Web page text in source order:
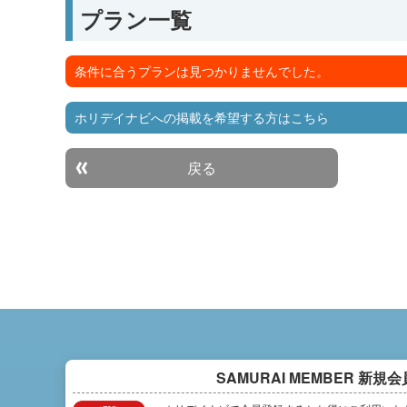
プラン一覧
条件に合うプランは見つかりませんでした。
ホリデイナビへの掲載を希望する方はこちら
戻る
SAMURAI MEMBER 新規会